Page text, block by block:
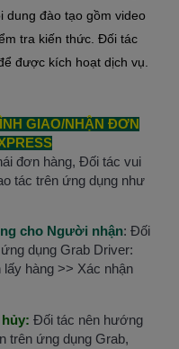
dung đào tạo gồm video
tra kiến thức. Đối tác
được kích hoạt dịch vụ.
GIAO/NHẬN ĐƠN
đơn hàng, Đối tác vui
tác trên ứng dụng như
cho Người nhận: Đối
dụng Grab Driver:
hàng >> Xác nhận
Đối tác nên hướng
trên ứng dụng Grab,